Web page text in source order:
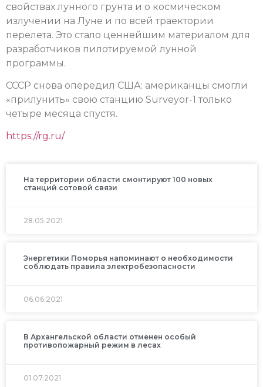
свойствах лунного грунта и о космическом
излучении на Луне и по всей траектории
перелета. Это стало ценнейшим материалом для
разработчиков пилотируемой лунной
программы.
СССР снова опередил США: американцы смогли
«прилунить» свою станцию Surveyor-1 только
четыре месяца спустя.
https://rg.ru/
На территории области смонтируют 100 новых
станций сотовой связи
28.05.2021
Энергетики Поморья напоминают о необходимости
соблюдать правила электробезопасности
06.06.2021
В Архангельской области отменен особый
противопожарный режим в лесах
01.07.2021